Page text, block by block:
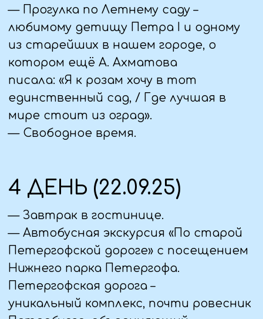
— Завтрак в гостинице.
Освобождение номеров
— Прибытие в Великий Новгород.
— Авто-экскурсионная программа по
окрестностям с фотопаузами в
самых красивых уголках. Перынский
скит. Посещение действующего,
самого крупного из новгородских
— Экскурсия в Чудесная деревню
"Витославлицы - архитектурный и
природный заповедник деревянного
зодчества. Посещение изб с набором
предметов крестьянского быта и
орудий труда. Знакомство с
Новгородскими традициями
Новгородской губернии в конце XIX-
начале XX веков».
— Обед в кафе
— Экскурсия с мастер классом
5 ДЕНЬ (23.09.25)